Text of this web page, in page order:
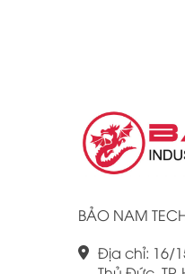
BẢO NAM
Địa chỉ: 16/